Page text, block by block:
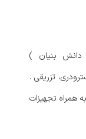
دانش بنیان )
تزریقی .
همراه تجهیزات